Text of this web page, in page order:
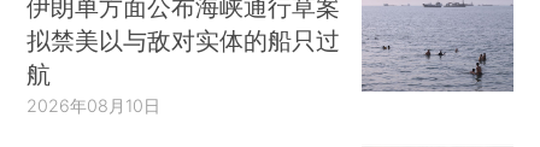
伊朗单方面公布海峡通行草案
拟禁美以与敌对实体的船只过
航
2026年08月10日